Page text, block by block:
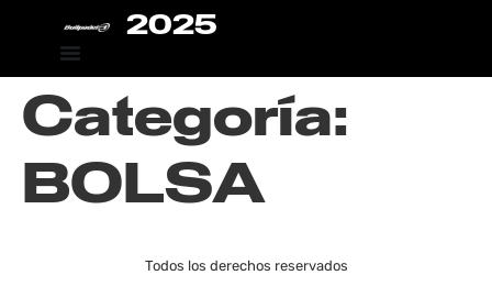
2025
Categoría:
BOLSA
Todos los derechos reservados